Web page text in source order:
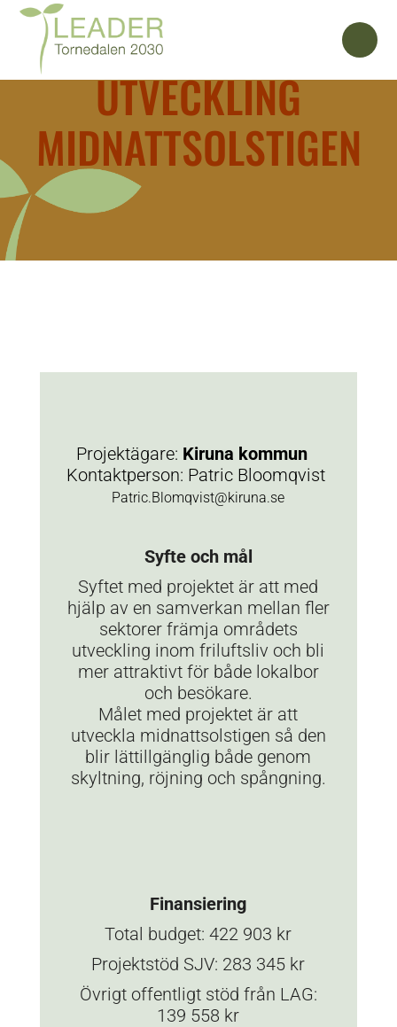
UTVECKLING
MIDNATTSOLSTIGEN
Projektägare: Kiruna kommun
Kontaktperson: Patric Bloomqvist
Patric.Blomqvist@kiruna.se
Syfte och mål
Syftet med projektet är att med
hjälp av en samverkan mellan fler
sektorer främja områdets
utveckling inom friluftsliv och bli
mer attraktivt för både lokalbor
och besökare.
Målet med projektet är att
utveckla midnattsolstigen så den
blir lättillgänglig både genom
skyltning, röjning och spångning.
Finansiering
Total budget: 422 903 kr
Projektstöd SJV: 283 345 kr
Övrigt offentligt stöd från LAG:
139 558 kr